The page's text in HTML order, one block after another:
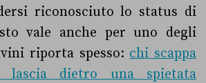
riconosciuto lo status di
vale anche per uno degli
riporta spesso: chi scappa
lascia dietro una spietata